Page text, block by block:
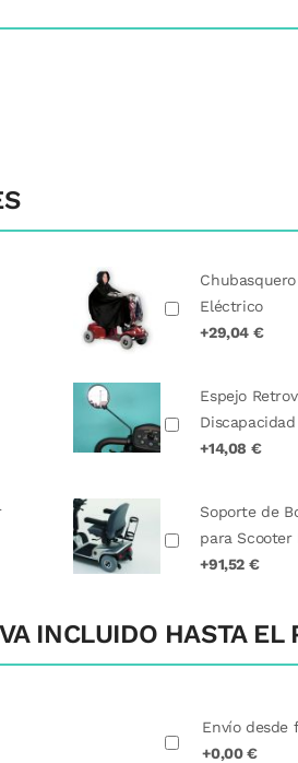
Eléctrico
+29,04 €
Espejo
Discapacidad
+14,08 €
Soporte de
para Scooter
+91,52 €
INCLUIDO HASTA EL
Envío desde
+0,00 €